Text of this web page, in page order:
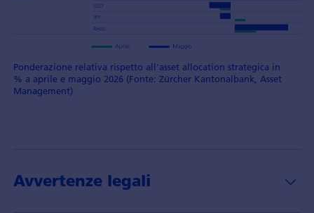
Ponderazione relativa rispetto all'asset allocation strategica in
% a aprile e maggio 2026 (Fonte: Zürcher Kantonalbank, Asset
Management)
Avvertenze legali